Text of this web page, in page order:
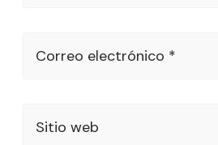
Correo electrónico *
Sitio web